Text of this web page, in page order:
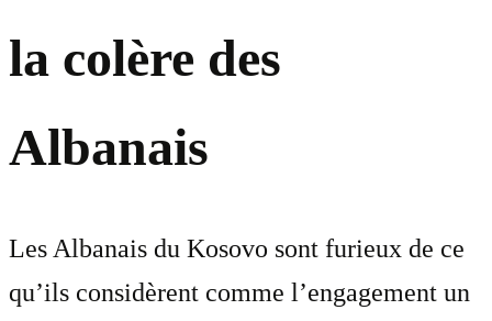
la colère des
Albanais
Les Albanais du Kosovo sont furieux de ce
qu’ils considèrent comme l’engagement un